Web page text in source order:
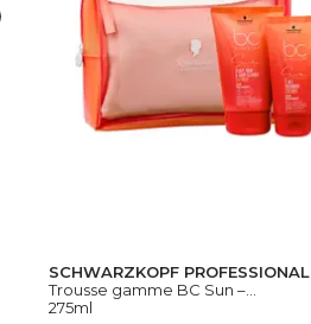
SCHWARZKOPF PROFESSIONAL
Trousse gamme BC Sun –...
275ml